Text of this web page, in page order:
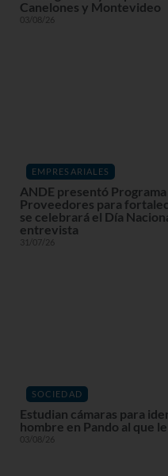
Canelones y Montevideo
03/08/26
EMPRESARIALES
ANDE presentó
Proveedores para
se celebrará el Día
entrevista
31/07/26
SOCIEDAD
Estudian cámaras para
hombre en Pando al que
03/08/26